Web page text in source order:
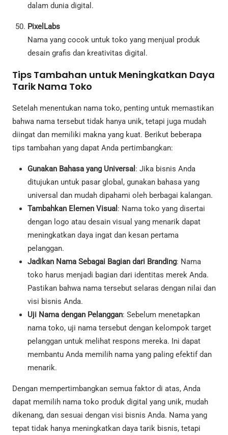
dalam dunia digital.
PixelLabs
Nama yang cocok untuk toko yang menjual produk
desain grafis dan kreativitas digital.
Tips Tambahan untuk Meningkatkan Daya
Tarik Nama Toko
Setelah menentukan nama toko, penting untuk memastikan
bahwa nama tersebut tidak hanya unik, tetapi juga mudah
diingat dan memiliki makna yang kuat. Berikut beberapa
tips tambahan yang dapat Anda pertimbangkan:
Gunakan Bahasa yang Universal : Jika bisnis Anda
ditujukan untuk pasar global, gunakan bahasa yang
universal dan mudah dipahami oleh berbagai kalangan.
Tambahkan Elemen Visual : Nama toko yang disertai
dengan logo atau desain visual yang menarik dapat
meningkatkan daya ingat dan kesan pertama
pelanggan.
Jadikan Nama Sebagai Bagian dari Branding: Nama
toko harus menjadi bagian dari identitas merek Anda.
Pastikan bahwa nama tersebut selaras dengan nilai dan
visi bisnis Anda.
Uji Nama dengan Pelanggan: Sebelum menetapkan
nama toko, uji nama tersebut dengan kelompok target
pelanggan untuk melihat respons mereka. Ini dapat
membantu Anda memilih nama yang paling efektif dan
menarik.
Dengan mempertimbangkan semua faktor di atas, Anda
dapat memilih nama toko produk digital yang unik, mudah
dikenang, dan sesuai dengan visi bisnis Anda. Nama yang
tepat tidak hanya meningkatkan daya tarik bisnis, tetapi